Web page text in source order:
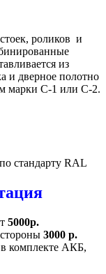
роликов и
из
и дверное полотно
марки С-1 или С-2.
стандарту RAL
5000р.
3000 р.
комплекте АКБ,